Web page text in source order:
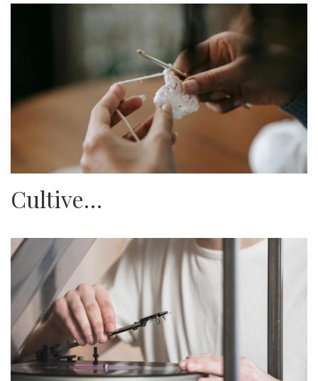
Cultive…